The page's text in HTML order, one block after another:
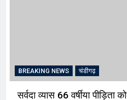
BREAKING NEWS चंडीगढ़
सर्वदा व्यास 66 वर्षीया पीड़िता